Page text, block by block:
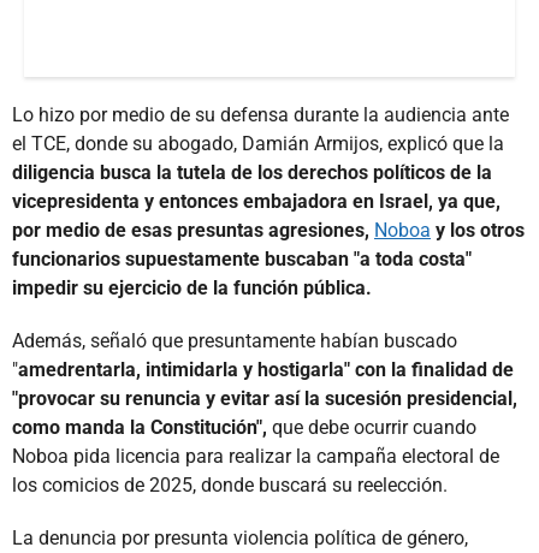
Lo hizo por medio de su defensa durante la audiencia ante
el TCE, donde su abogado, Damián Armijos, explicó que la
diligencia busca la tutela de los derechos políticos de la
vicepresidenta y entonces embajadora en Israel, ya que,
por medio de esas presuntas agresiones, Noboa y los otros
funcionarios supuestamente buscaban "a toda costa"
impedir su ejercicio de la función pública.
Además, señaló que presuntamente habían buscado
"amedrentarla, intimidarla y hostigarla" con la finalidad de
"provocar su renuncia y evitar así la sucesión presidencial,
como manda la Constitución", que debe ocurrir cuando
Noboa pida licencia para realizar la campaña electoral de
los comicios de 2025, donde buscará su reelección.
La denuncia por presunta violencia política de género,